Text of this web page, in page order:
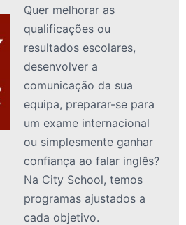
Quer melhorar as
qualificações ou
resultados escolares,
desenvolver a
comunicação da sua
equipa, preparar-se para
um exame internacional
ou simplesmente ganhar
confiança ao falar inglês?
Na City School, temos
programas ajustados a
cada objetivo.